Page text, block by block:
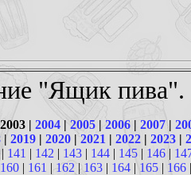
"Ящик пива".
| 2004| 2005| 2006| 2007|
| 2019| 2020| 2021 | 2022| 2023|
| 141 | 142 | 143 | 144 | 145 | 146 |
160| 161 | 162 | 163| 164| 165| 166|